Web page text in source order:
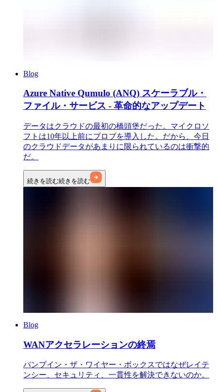
Blog
Azure Native Qumulo (ANQ) スケーラブル・
ファイル・サービス - 革命的なアップデート
データはクラウドの最初の橋頭堡だった。マイクロソ
フトは10年以上前にブロブを導入した。だから、今日
のクラウドデータがあまりに限られているのは衝撃的
だ。
続きを読む続きを読む
Blog
WANアクセラレーションの終焉
バンプイン・ザ・ワイヤー・ボックスではなぜレイテ
ンシー、セキュリティ、一貫性を解決できないのか。